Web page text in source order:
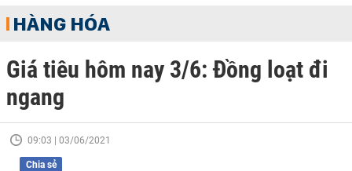
HÀNG HÓA
Giá tiêu hôm nay 3/6: Đồng loạt đi
ngang
09:03 | 03/06/2021
Chia sẻ